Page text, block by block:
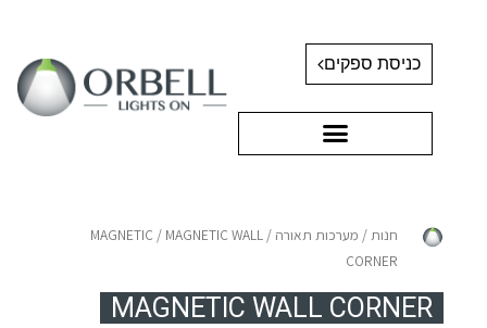
כניסת ספקים
חנות / מערכות תאורה /
MAGNETIC / MAGNETIC WALL
CORNER
MAGNETIC WALL CORNER